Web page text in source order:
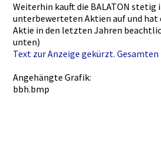
Weiterhin kauft die BALATON stetig
unterbewer­teten Aktien auf und
Aktie in den letzten Jahren
unten)
Text zur Anzeige gekürzt.
Angehängte Grafik:
bbh.bmp